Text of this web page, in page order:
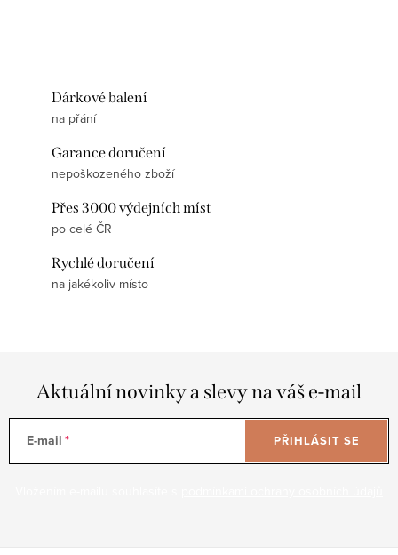
Dárkové balení
na přání
Garance doručení
nepoškozeného zboží
Přes 3000 výdejních míst
po celé ČR
Rychlé doručení
na jakékoliv místo
Aktuální novinky a slevy na váš e-mail
E-mail PŘIHLÁSIT SE